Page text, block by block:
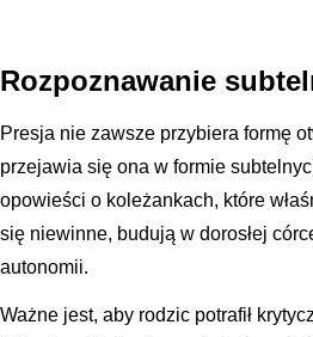
Rozpoznawanie
Presja nie zawsze przybiera formę
przejawia się ona w formie
opowieści o koleżankach, które
się niewinne, budują w dorosłej
autonomii.
Ważne jest, aby rodzic potrafił